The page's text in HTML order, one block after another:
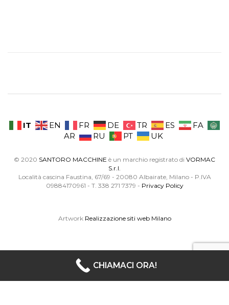
IT EN FR DE TR ES
FA
AR
RU PT UK
© 2020 SANTORO MACCHINE è un marchio registrato di VORMAC
S.r.l.
Località cascina Faustina, 67/69 - 20080 Albairate, Milano - P.IVA
09884170961 - T. 338 271 7379 - Privacy Policy
Artwork Realizzazione siti web Milano
CHIAMACI ORA!